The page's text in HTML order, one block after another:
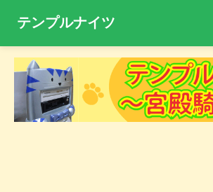
テンプルナイツ